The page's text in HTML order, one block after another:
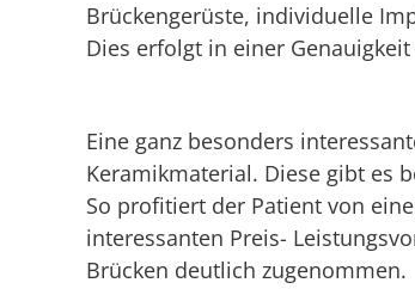
Brückengerüste, individuelle
Dies erfolgt in einer
Eine ganz besonders
Keramikmaterial. Diese gibt es
So profitiert der Patient von
interessanten Preis-
Brücken deutlich zugenommen.